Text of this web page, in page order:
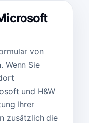
von
Wenn Sie
und H&W
Ihrer
zusätzlich die